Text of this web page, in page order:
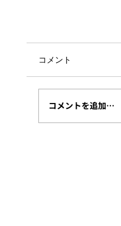
コメント
コメントを追加…